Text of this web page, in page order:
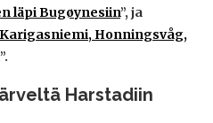
läpi Bugøynesiin”, ja
Karigasniemi, Honningsvåg,
”.
Harstadiin